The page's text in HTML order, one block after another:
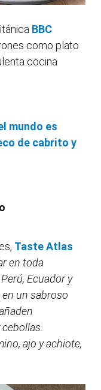
BBC
como plato
cocina
mundo es
de cabrito y
Taste Atlas
en toda
Ecuador y
un sabroso
ajo y achiote,